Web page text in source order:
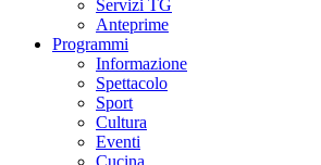
Servizi TG
Anteprime
Programmi
Informazione
Spettacolo
Sport
Cultura
Eventi
Cucina